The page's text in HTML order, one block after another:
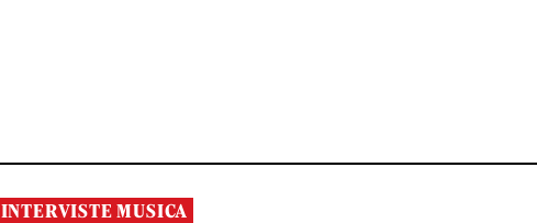
INTERVISTE MUSICA